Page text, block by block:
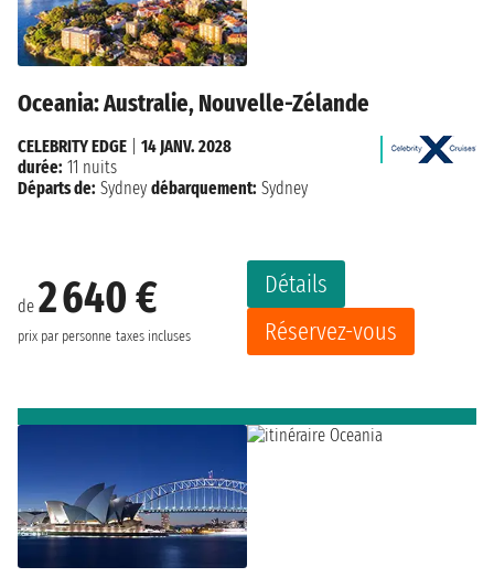
Oceania: Australie, Nouvelle-Zélande
de 2 640 €
prix par personne taxes incluses
Détails
Réservez-vous
CELEBRITY EDGE
14 JANV. 2028
durée: 11 nuits
Départs de: Sydney débarquement: Sydney